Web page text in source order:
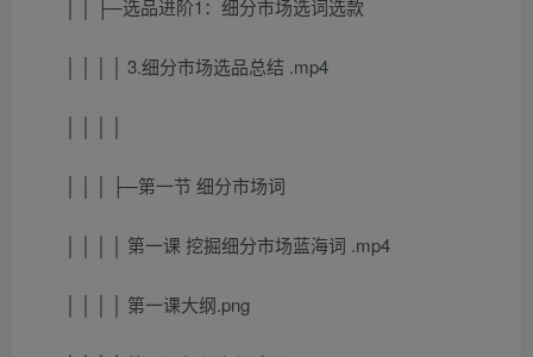
│ │ ├─选品进阶1：细分市场选词选款
│ │ │ │ 3.细分市场选品总结 .mp4
│ │ │ ├─第一节 细分市场词
│ │ │ │ 第一课 挖掘细分市场蓝海词 .mp4
│ │ │ │ 第一课大纲.png